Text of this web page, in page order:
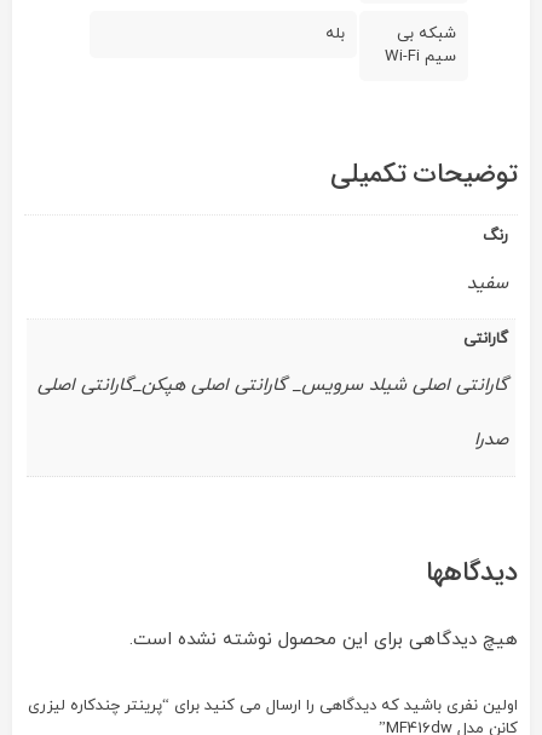
شبکه بی
سیم Wi-Fi
بله
توضیحات تکمیلی
رنگ
سفید
گارانتی
گارانتی اصلی شیلد سرویس_ گارانتی اصلی هپکن_گارانتی اصلی
صدرا
دیدگاهها
هیچ دیدگاهی برای این محصول نوشته نشده است.
اولین نفری باشید که دیدگاهی را ارسال می کنید برای “پرینتر چندکاره لیزری
کانن مدل MF416dw”